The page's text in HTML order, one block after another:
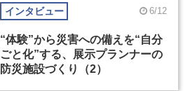
インタビュー 6/12
“体験”から災害への備えを“自分
ごと化”する、展示プランナーの
防災施設づくり（2）